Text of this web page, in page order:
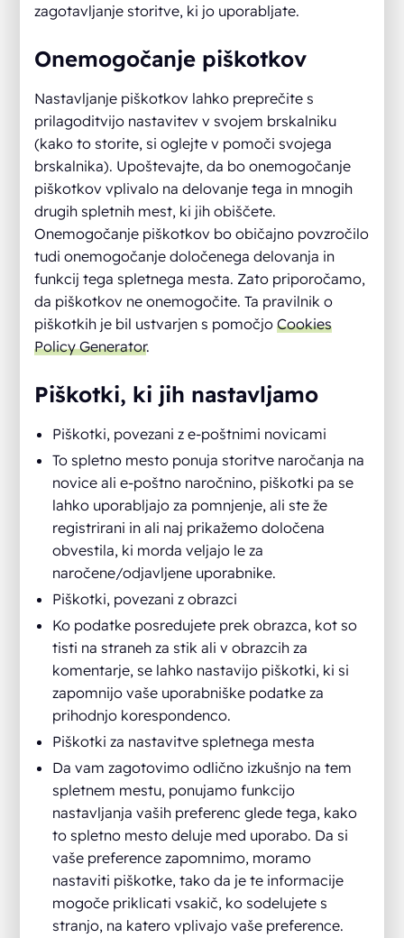
zagotavljanje storitve, ki jo uporabljate.
Onemogočanje piškotkov
Nastavljanje piškotkov lahko preprečite s
prilagoditvijo nastavitev v svojem brskalniku
(kako to storite, si oglejte v pomoči svojega
brskalnika). Upoštevajte, da bo onemogočanje
piškotkov vplivalo na delovanje tega in mnogih
drugih spletnih mest, ki jih obiščete.
Onemogočanje piškotkov bo običajno povzročilo
tudi onemogočanje določenega delovanja in
funkcij tega spletnega mesta. Zato priporočamo,
da piškotkov ne onemogočite. Ta pravilnik o
piškotkih je bil ustvarjen s pomočjoCookies
Policy Generator.
Piškotki, ki jih nastavljamo
Piškotki, povezani z e-poštnimi novicami
To spletno mesto ponuja storitve naročanja na
novice ali e-poštno naročnino, piškotki pa se
lahko uporabljajo za pomnjenje, ali ste že
registrirani in ali naj prikažemo določena
obvestila, ki morda veljajo le za
naročene/odjavljene uporabnike.
Piškotki, povezani z obrazci
Ko podatke posredujete prek obrazca, kot so
tisti na straneh za stik ali v obrazcih za
komentarje, se lahko nastavijo piškotki, ki si
zapomnijo vaše uporabniške podatke za
prihodnjo korespondenco.
Piškotki za nastavitve spletnega mesta
Da vam zagotovimo odlično izkušnjo na tem
spletnem mestu, ponujamo funkcijo
nastavljanja vaših preferenc glede tega, kako
to spletno mesto deluje med uporabo. Da si
vaše preference zapomnimo, moramo
nastaviti piškotke, tako da je te informacije
mogoče priklicati vsakič, ko sodelujete s
stranjo, na katero vplivajo vaše preference.